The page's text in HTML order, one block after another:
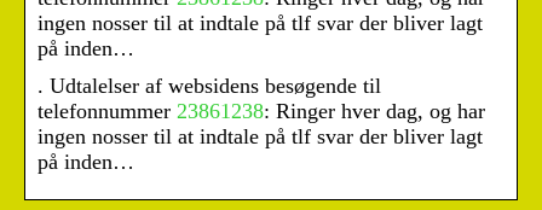
ingen nosser til at indtale på tlf svar der bliver lagt
på inden…
. Udtalelser af websidens besøgende til
telefonnummer 23861238: Ringer hver dag, og har
ingen nosser til at indtale på tlf svar der bliver lagt
på inden…